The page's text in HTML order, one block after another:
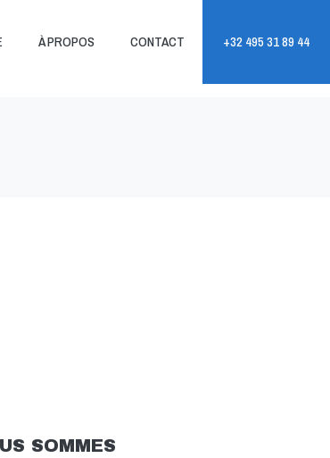
À PROPOS CONTACT +32 495 31 89 44
SOMMES